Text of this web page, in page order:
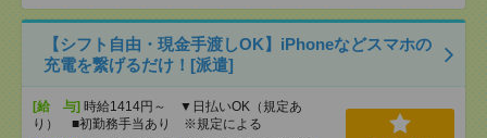
【シフト自由・現金手渡しOK】iPhoneなどスマホの
充電を繋げるだけ！[派遣]
[給 与] 時給1414円～ ▼日払いOK（規定あ
り） ■初勤務手当あり ※規定による